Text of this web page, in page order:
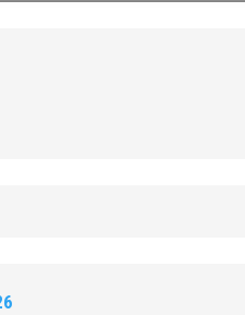
och sista träningstillfälle för
stapeln i lördags i ett riktigt